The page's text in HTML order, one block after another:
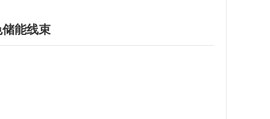
能线束